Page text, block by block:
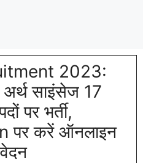
2023:
साइंसेज 17
पर भर्ती,
पर करें ऑनलाइन